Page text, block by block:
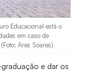
Educacional está o
em caso de
Ares Soares)
e dar os